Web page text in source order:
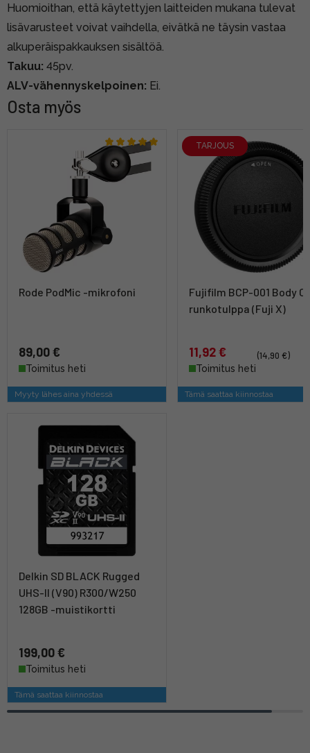
Huomioithan, että käytettyjen laitteiden mukana tulevat
lisävarusteet voivat vaihdella, eivätkä ne täysin vastaa
alkuperäispakkauksen sisältöä.
Takuu: 45pv.
ALV-vähennyskelpoinen: Ei.
Osta myös
Rode PodMic -mikrofoni
89,00 €
Toimitus heti
Myyty lähes aina yhdessä
TARJOUS
Fujifilm BCP-001 Body
runkotulppa (Fuji X)
11,92 €
(14,90 €)
Toimitus heti
Tämä saattaa kiinnostaa
Delkin SD BLACK Rugged
UHS-II (V90) R300/W250
128GB -muistikortti
199,00 €
Toimitus heti
Tämä saattaa kiinnostaa